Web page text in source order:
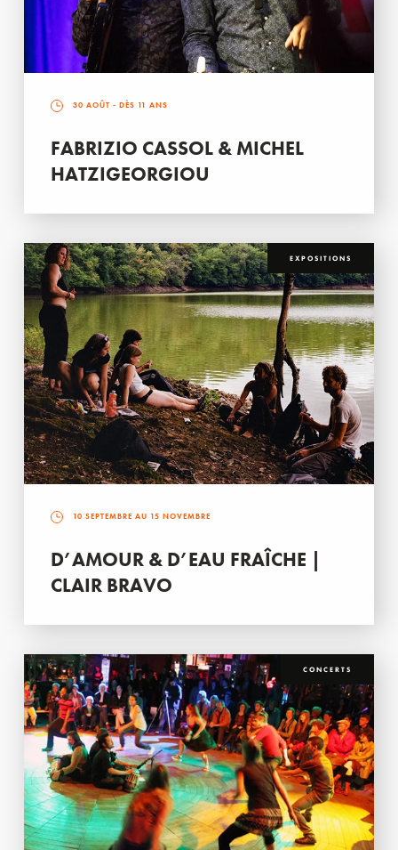
30 AOÛT - DÈS 11 ANS
FABRIZIO CASSOL & MICHEL
HATZIGEORGIOU
EXPOSITIONS
10 SEPTEMBRE AU 15 NOVEMBRE
D’AMOUR & D’EAU FRAÎCHE |
CLAIR BRAVO
CONCERTS